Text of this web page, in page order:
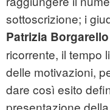
sottoscrizione; i
Patrizia Borgarello
ricorrente, il tempo
delle motivazioni,
dare così esito